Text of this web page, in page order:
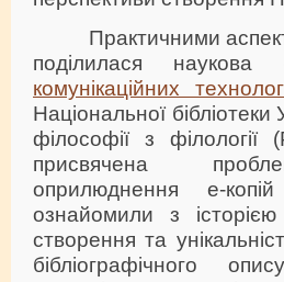
Практичними
поділилася наукова
комунікаційних
Національної
філософії з філології
присвячена
оприлюднення е-
ознайомили з
створення та
бібліографічного